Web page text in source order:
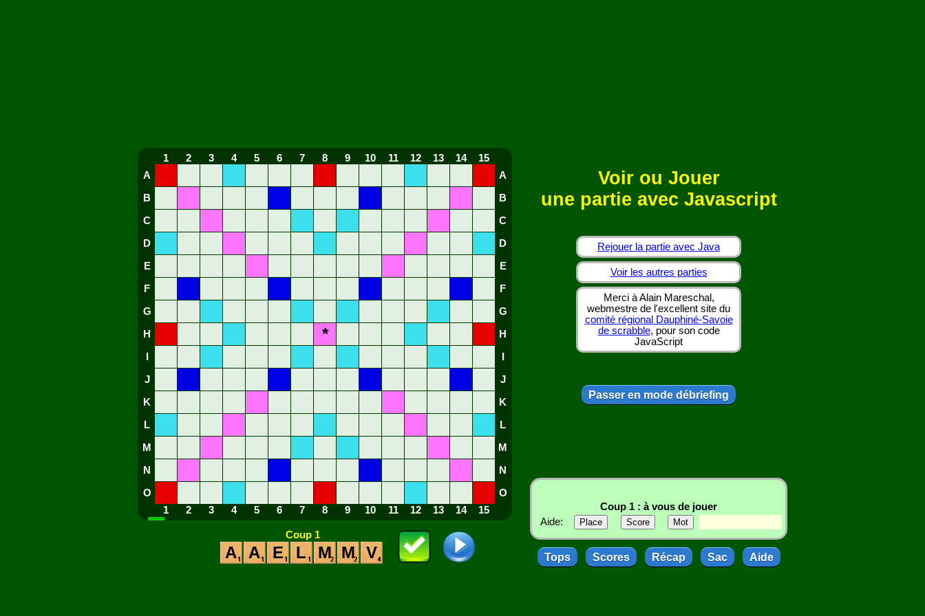
1 2 3 4 5 6 7 8 9 10 11 12 13 14
15
A
A
B B
C C
D D
E E
F F
G G
H * H
J J
K K
L L
M M
N N
O
O
1
2 3 4 5 6 7 8 9 10 11 12 13 14 15
Coup 1
A A E L M M V
Voir ou Jouer
une partie avec Javascript
Rejouer la partie avec Java
Voir les autres parties
Merci à Alain Mareschal,
webmestre de l'excellent site du
comité régional Dauphiné-Savoie
de scrabble, pour son code
JavaScript
Passer en mode débriefing
Coup 1 : à vous de jouer
Aide:
Tops Scores Récap Sac Aide